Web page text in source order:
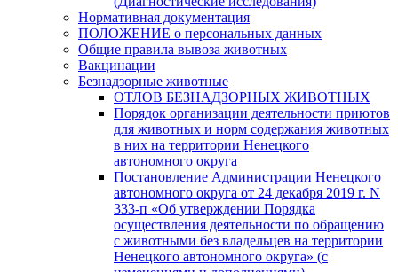
Нормативная документация
ПОЛОЖЕНИЕ о персональных данных
Общие правила вывоза животных
Вакцинации
Безнадзорные животные
ОТЛОВ БЕЗНАДЗОРНЫХ ЖИВОТНЫХ
Порядок организации деятельности приютов
для животных и норм содержания животных
в них на территории Ненецкого
автономного округа
Постановление Администрации Ненецкого
автономного округа от 24 декабря 2019 г. N
333-п «Об утверждении Порядка
осуществления деятельности по обращению
с животными без владельцев на территории
Ненецкого автономного округа» (с